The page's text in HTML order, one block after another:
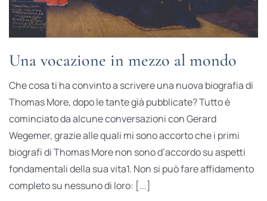
Una vocazione in mezzo al mondo
Che cosa ti ha convinto a scrivere una nuova biografia di
Thomas More, dopo le tante già pubblicate? Tutto è
cominciato da alcune conversazioni con Gerard
Wegemer, grazie alle quali mi sono accorto che i primi
biografi di Thomas More non sono d’accordo su aspetti
fondamentali della sua vita1. Non si può fare affidamento
completo su nessuno di loro: [...]